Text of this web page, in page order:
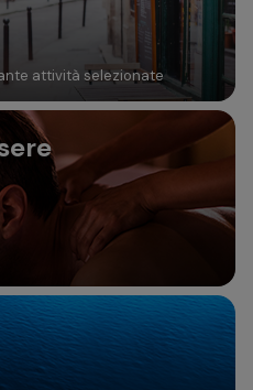
attività selezionate